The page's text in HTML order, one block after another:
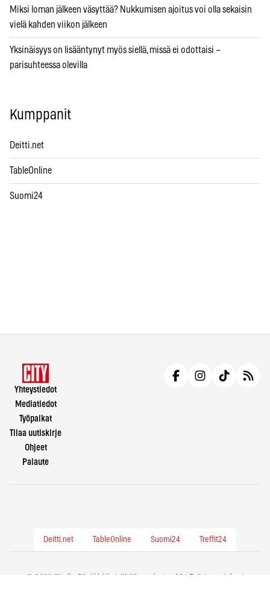
Miksi loman jälkeen väsyttää? Nukkumisen ajoitus voi olla sekaisin
vielä kahden viikon jälkeen
Yksinäisyys on lisääntynyt myös siellä, missä ei odottaisi –
parisuhteessa olevilla
Kumppanit
Deitti.net
TableOnline
Suomi24
Yhteystiedot
Mediatiedot
Työpaikat
Tilaa uutiskirje
Ohjeet
Palaute
Deitti.net TableOnline Suomi24 Treffit24